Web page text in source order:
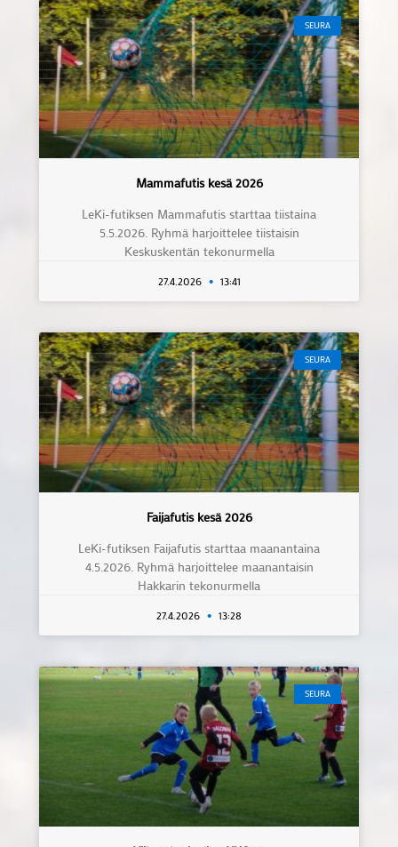
SEURA
Mammafutis kesä 2026
LeKi-futiksen Mammafutis starttaa tiistaina
5.5.2026. Ryhmä harjoittelee tiistaisin
Keskuskentän tekonurmella
27.4.2026 13:41
SEURA
Faijafutis kesä 2026
LeKi-futiksen Faijafutis starttaa maanantaina
4.5.2026. Ryhmä harjoittelee maanantaisin
Hakkarin tekonurmella
27.4.2026 13:28
SEURA